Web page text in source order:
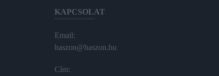
KAPCSOLAT
Email:
haszon@haszon.hu
Cím: